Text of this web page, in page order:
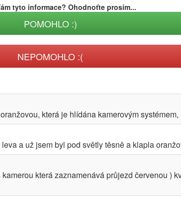
tyto informace? Ohodnoťte prosím...
POMOHLO :)
NEPOMOHLO :(
která je hlídána kamerovým systémem,
a už jsem byl pod světly těsně a klapla
která zaznamenává průjezd červenou )